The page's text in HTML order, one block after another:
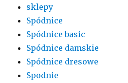
sklepy
Spódnice
Spódnice basic
Spódnice damskie
Spódnice dresowe
Spodnie